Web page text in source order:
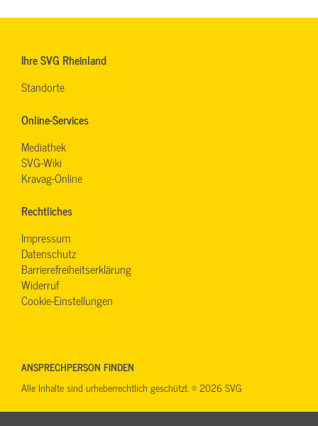
Ihre SVG Rheinland
Standorte
Online-Services
Mediathek
SVG-Wiki
Kravag-Online
Rechtliches
Impressum
Datenschutz
Barrierefreiheitserklärung
Widerruf
Cookie-Einstellungen
ANSPRECHPERSON FINDEN
Alle Inhalte sind urheberrechtlich geschützt. © 2026 SVG